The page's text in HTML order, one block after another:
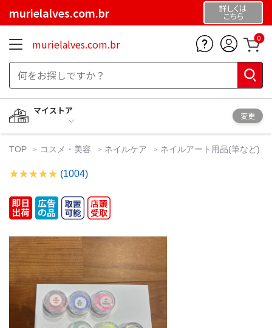
murielalves.com.br 詳しくは
こちら
murielalves.com.br 0
マイストア
変更
TOP コスメ・美容 ネイルケア ネイルアート用品(筆など)
(1004)